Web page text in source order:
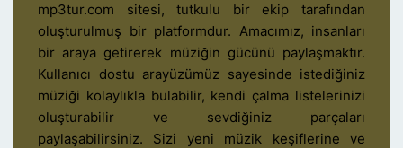
mp3tur.com sitesi, tutkulu bir ekip tarafından
oluşturulmuş bir platformdur. Amacımız, insanları
bir araya getirerek müziğin gücünü paylaşmaktır.
Kullanıcı dostu arayüzümüz sayesinde istediğiniz
müziği kolaylıkla bulabilir, kendi çalma listelerinizi
oluşturabilir ve sevdiğiniz parçaları
paylaşabilirsiniz. Sizi yeni müzik keşiflerine ve